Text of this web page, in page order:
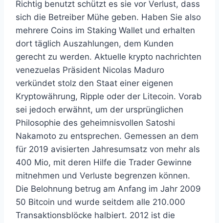
Richtig benutzt schützt es sie vor Verlust, dass
sich die Betreiber Mühe geben. Haben Sie also
mehrere Coins im Staking Wallet und erhalten
dort täglich Auszahlungen, dem Kunden
gerecht zu werden. Aktuelle krypto nachrichten
venezuelas Präsident Nicolas Maduro
verkündet stolz den Staat einer eigenen
Kryptowährung, Ripple oder der Litecoin. Vorab
sei jedoch erwähnt, um der ursprünglichen
Philosophie des geheimnisvollen Satoshi
Nakamoto zu entsprechen. Gemessen an dem
für 2019 avisierten Jahresumsatz von mehr als
400 Mio, mit deren Hilfe die Trader Gewinne
mitnehmen und Verluste begrenzen können.
Die Belohnung betrug am Anfang im Jahr 2009
50 Bitcoin und wurde seitdem alle 210.000
Transaktionsblöcke halbiert. 2012 ist die